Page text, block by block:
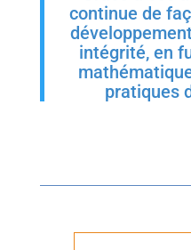
continue de
intégrité, en
pratiques